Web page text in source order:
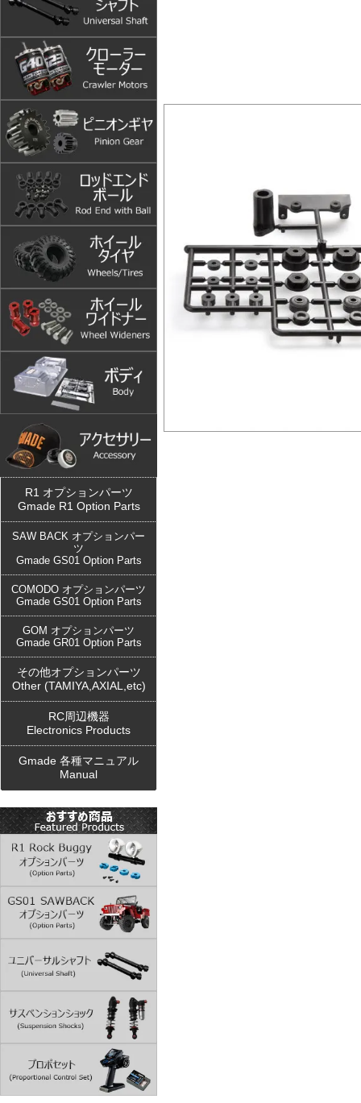
R1 オプションパーツ
Gmade R1 Option Parts
SAW BACK オプションパー
ツ
Gmade GS01 Option Parts
COMODO オプションパーツ
Gmade GS01 Option Parts
GOM オプションパーツ
Gmade GR01 Option Parts
その他オプションパーツ
Other (TAMIYA,AXIAL,etc)
RC周辺機器
Electronics Products
Gmade 各種マニュアル
Manual